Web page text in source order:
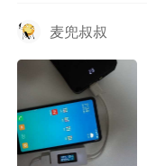
麦兜叔叔